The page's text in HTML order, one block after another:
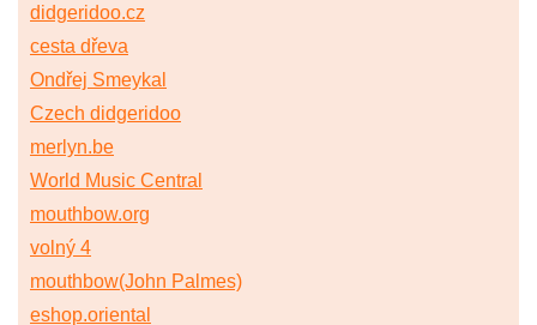
didgeridoo.cz
cesta dřeva
Ondřej Smeykal
Czech didgeridoo
merlyn.be
World Music Central
mouthbow.org
volný 4
mouthbow(John Palmes)
eshop.oriental